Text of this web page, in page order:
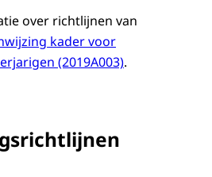
over richtlijnen van
kader voor
(2019A003).